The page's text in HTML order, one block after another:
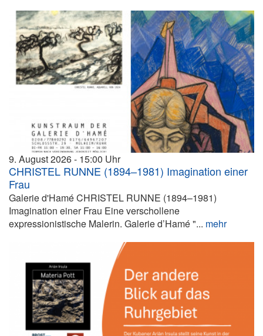
9. August 2026 15:00
CHRISTEL RUNNE (1894–1981) Imagination einer
Frau
Galerie d'Hamé CHRISTEL RUNNE (1894–1981)
Imagination einer Frau Eine verschollene
expressionistische Malerin. Galerie d’Hamé "... mehr